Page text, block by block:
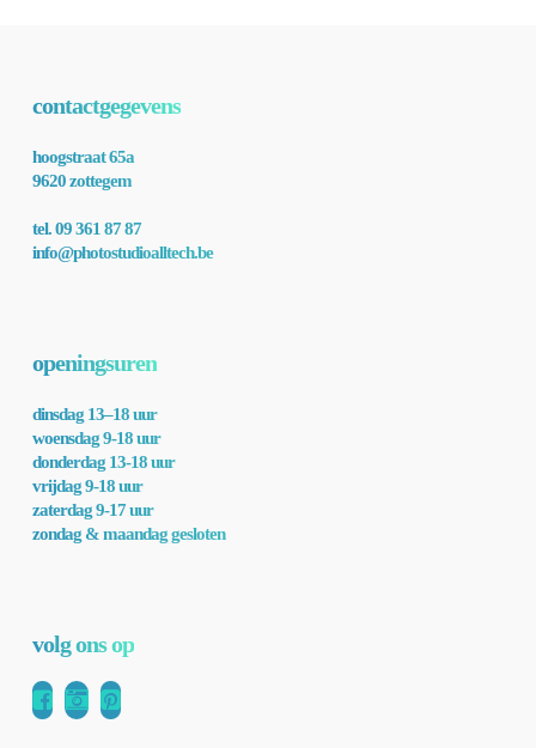
contactgegevens
hoogstraat 65a
9620 zottegem
tel. 09 361 87 87
info@photostudioalltech.be
openingsuren
dinsdag 13–18 uur
woensdag 9-18 uur
donderdag 13-18 uur
vrijdag 9-18 uur
zaterdag 9-17 uur
zondag & maandag gesloten
volg ons op